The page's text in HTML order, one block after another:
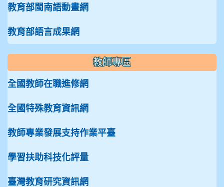
教育部閩南語動畫網
教育部語言成果網
教師專區
全國教師在職進修網
全國特殊教育資訊網
教師專業發展支持作業平臺
學習扶助科技化評量
臺灣教育研究資訊網